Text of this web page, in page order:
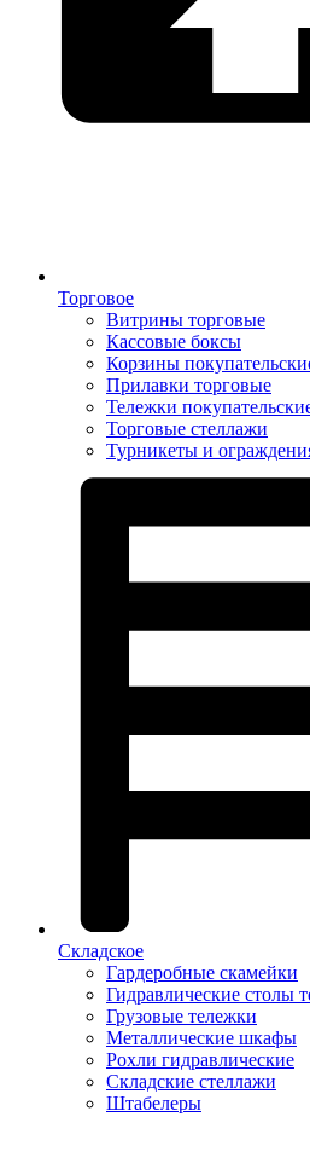
Торговое
Витрины торговые
Кассовые боксы
Корзины
Прилавки торговые
Тележки
Торговые стеллажи
Турникеты и
Складское
Гардеробные скамейки
Гидравлические столы
Грузовые тележки
Металлические шкафы
Рохли гидравлические
Складские стеллажи
Штабелеры